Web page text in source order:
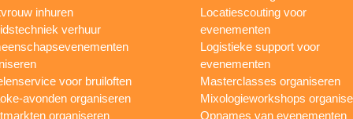
inhuren
verhuur
voor bruiloften
avonden organiseren
organiseren
Locatiescouting voor
evenementen
Logistieke support voor
evenementen
Masterclasses organiseren
Mixologieworkshops
Opnames van evenementen